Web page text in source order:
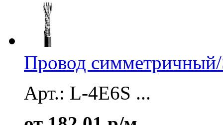
Провод
Арт.: L-4E6S ...